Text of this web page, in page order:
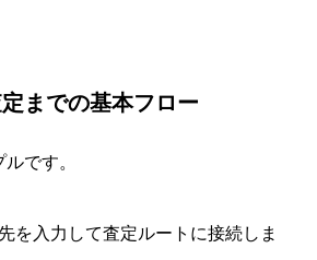
までの基本フロー
です。
を入力して査定ルートに接続しま